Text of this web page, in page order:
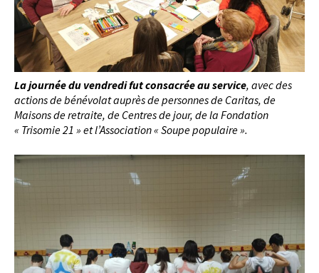
La journée du vendredi fut consacrée au service, avec des
actions de bénévolat auprès de personnes de Caritas, de
Maisons de retraite, de Centres de jour, de la Fondation
« Trisomie 21 » et l’Association « Soupe populaire ».